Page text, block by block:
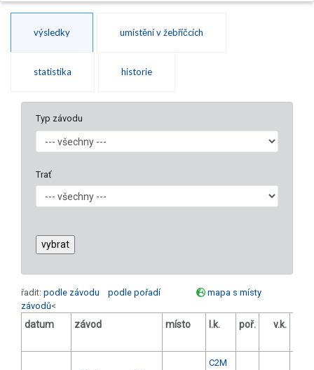
výsledky umístění v žebříčcích
statistika historie
Typ závodu
Trať
řadit: podle závodu podle pořadí
mapa s místy
závodů<
datum závod místo l.k. poř. v.k.
C2M